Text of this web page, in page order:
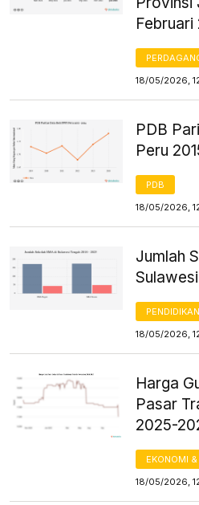
Februari
18/05/2026,
PDB
Peru
PDB
18/05/2026,
Jumlah
PENDIDIKAN
18/05/2026,
Harga
Pasar
2025-
EKONOMI
18/05/2026,